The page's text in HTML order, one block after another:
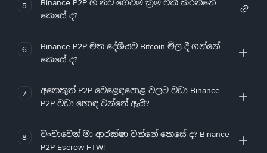
5
Binance P2P හි නව ගෙවීම් ක්‍රම එක් කරන්නේ
කෙසේ ද?
6
Binance P2P මත දේශීයව Bitcoin මිල දී ගන්නේ
කෙසේ ද?
7
අනෙකුත් P2P වෙළෙඳපොළ වලට වඩා Binance
P2P වඩා හොඳ වන්නේ ඇයි?
8
වංචාවෙන් මා ආරක්ෂා වන්නේ කෙසේ ද? Binance
P2P Escrow FTW!